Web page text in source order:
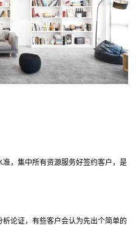
，集中所有资源服务好签约客户，是
论证，有些客户会认为先出个简单的